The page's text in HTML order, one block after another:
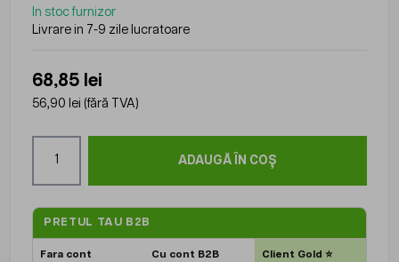
In stoc furnizor
Livrare in 7-9 zile lucratoare
68,85 lei
56,90 lei (fără TVA)
ADAUGĂ ÎN COȘ
PRETUL TAU B2B
Fara cont Cu cont B2B Client Gold⭐